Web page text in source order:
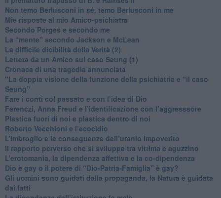
​Non temo Berlusconi in sé, temo Berlusconi in me
​Mie risposte al mio Amico-psichiatra
​Secondo Porges e secondo me
​La “mente” secondo Jackson e McLean
La difficile dicibilità della Verità (2)
​Lettera da un Amico sul caso Seung (1)
​Cronaca di una tragedia annunciata
"​La doppia visione della funzione della psichiatria e “il caso
Seung”
​Fare i conti col passato e con l’idea di Dio
​Ferenczi, Anna Freud e l’identificazione con l’aggresssore
Plastica fuori di noi e plastica dentro di noi
​Roberto Vecchioni e l’ecocidio
​L’imbroglio e le conseguenze dell’uranio impoverito
​Il rapporto perverso che si sviluppa tra vittima e aguzzino
L’erotomania, la dipendenza affettiva e la co-dipendenza
​Dio è gay o il potere di “Dio-Patria-Famiglia” è gay?
​Gli uomini sono guidati dalla propaganda, la Natura è guidata
dai fatti